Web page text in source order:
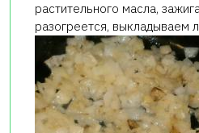
растительного масла,
разогреется, выкладываем